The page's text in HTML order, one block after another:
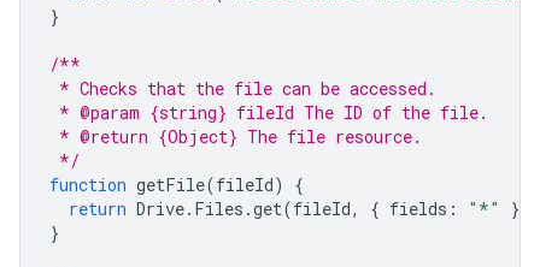
}
/**
* Checks that the file can be accessed.
* @param {string} fileId The ID of the file.
* @return {Object} The file resource.
*/
function getFile(fileId)
{
return Drive. Files .get(fileId, { fields : "*"
});
}